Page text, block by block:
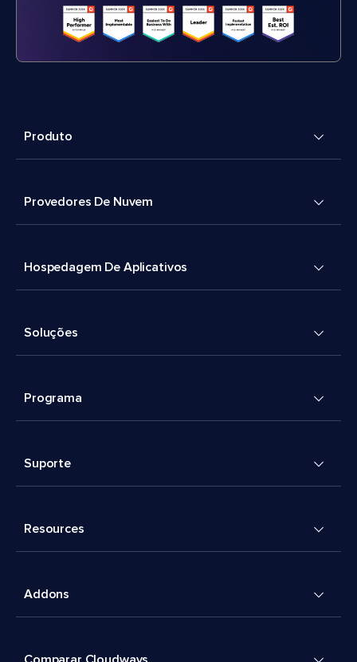
Produto
Provedores De Nuvem
Hospedagem De Aplicativos
Soluções
Programa
Suporte
Resources
Addons